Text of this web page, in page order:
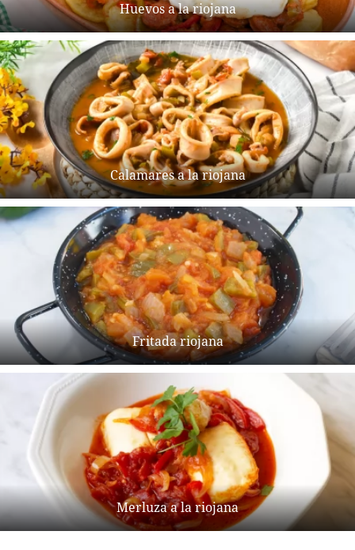
Huevos a la riojana
Calamares a la riojana
Fritada riojana
Merluza a la riojana